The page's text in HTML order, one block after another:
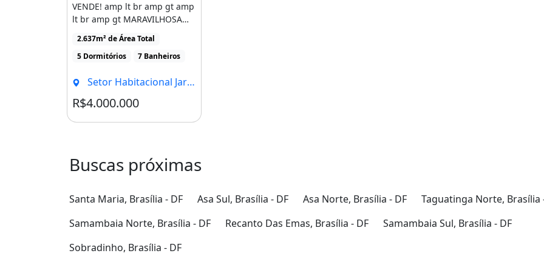
VENDE! amp lt br amp gt amp
lt br amp gt MARAVILHOSA
CASA NO CONDOMÍNIO
ESTÂNCIA [...]
2.637m² de Área Total
5 Dormitórios
7 Banheiros
Setor Habitacional Jardim Botânico, Brasília - DF
R$4.000.000
Buscas próximas
Santa Maria, Brasília - DF Asa Sul, Brasília - DF Asa Norte, Brasília - DF
Taguatinga Norte, Brasília
Samambaia Norte, Brasília - DF
Recanto Das Emas, Brasília - DF
Samambaia Sul, Brasília - DF
Sobradinho, Brasília - DF